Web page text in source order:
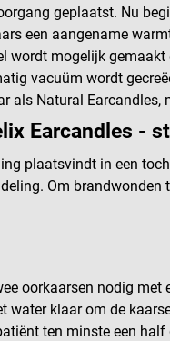
geplaatst. Nu
een aangename
wordt mogelijk
vacuüm wordt
als Natural Earcandles,
Earcandles -
plaatsvindt in een
Om brandwonden
oorkaarsen nodig met
water klaar om de
ten minste een